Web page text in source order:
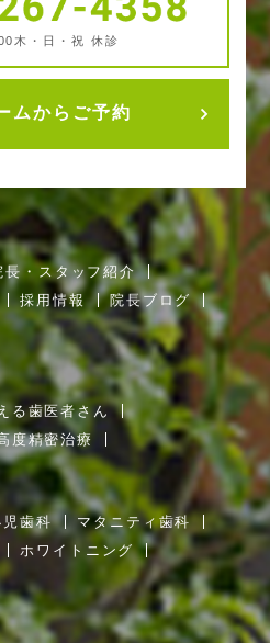
木・日・祝 休診
ムからご予約
長・スタッフ紹介
採用情報
院長ブログ
る歯医者さん
度精密治療
児歯科
マタニティ歯科
ホワイトニング